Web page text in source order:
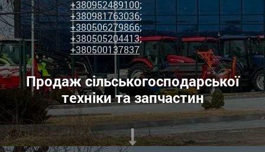
+380952489100;
+380981763036;
+380506279866;
+380505204413;
+380500137837
Продаж сільськогосподарської
техніки та запчастин